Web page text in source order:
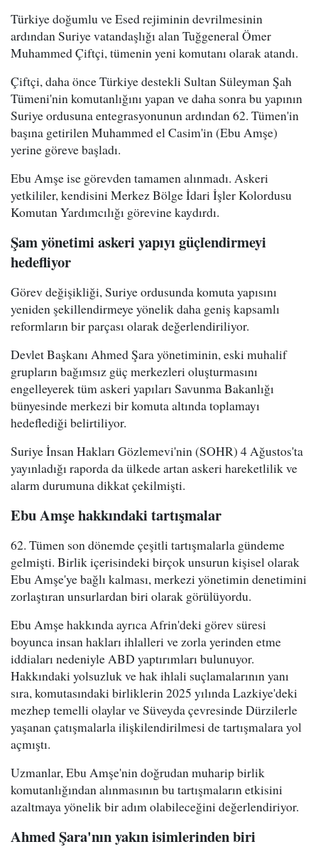
Türkiye doğumlu ve Esed rejiminin devrilmesinin
ardından Suriye vatandaşlığı alan Tuğgeneral Ömer
Muhammed Çiftçi, tümenin yeni komutanı olarak atandı.
Çiftçi, daha önce Türkiye destekli Sultan Süleyman Şah
Tümeni'nin komutanlığını yapan ve daha sonra bu yapının
Suriye ordusuna entegrasyonunun ardından 62. Tümen'in
başına getirilen Muhammed el Casim'in (Ebu Amşe)
yerine göreve başladı.
Ebu Amşe ise görevden tamamen alınmadı. Askeri
yetkililer, kendisini Merkez Bölge İdari İşler Kolordusu
Komutan Yardımcılığı görevine kaydırdı.
Şam yönetimi askeri yapıyı güçlendirmeyi
hedefliyor
Görev değişikliği, Suriye ordusunda komuta yapısını
yeniden şekillendirmeye yönelik daha geniş kapsamlı
reformların bir parçası olarak değerlendiriliyor.
Devlet Başkanı Ahmed Şara yönetiminin, eski muhalif
grupların bağımsız güç merkezleri oluşturmasını
engelleyerek tüm askeri yapıları Savunma Bakanlığı
bünyesinde merkezi bir komuta altında toplamayı
hedeflediği belirtiliyor.
Suriye İnsan Hakları Gözlemevi'nin (SOHR) 4 Ağustos'ta
yayınladığı raporda da ülkede artan askeri hareketlilik ve
alarm durumuna dikkat çekilmişti.
Ebu Amşe hakkındaki tartışmalar
62. Tümen son dönemde çeşitli tartışmalarla gündeme
gelmişti. Birlik içerisindeki birçok unsurun kişisel olarak
Ebu Amşe'ye bağlı kalması, merkezi yönetimin denetimini
zorlaştıran unsurlardan biri olarak görülüyordu.
Ebu Amşe hakkında ayrıca Afrin'deki görev süresi
boyunca insan hakları ihlalleri ve zorla yerinden etme
iddiaları nedeniyle ABD yaptırımları bulunuyor.
Hakkındaki yolsuzluk ve hak ihlali suçlamalarının yanı
sıra, komutasındaki birliklerin 2025 yılında Lazkiye'deki
mezhep temelli olaylar ve Süveyda çevresinde Dürzilerle
yaşanan çatışmalarla ilişkilendirilmesi de tartışmalara yol
açmıştı.
Uzmanlar, Ebu Amşe'nin doğrudan muharip birlik
komutanlığından alınmasının bu tartışmaların etkisini
azaltmaya yönelik bir adım olabileceğini değerlendiriyor.
Ahmed Şara'nın yakın isimlerinden biri